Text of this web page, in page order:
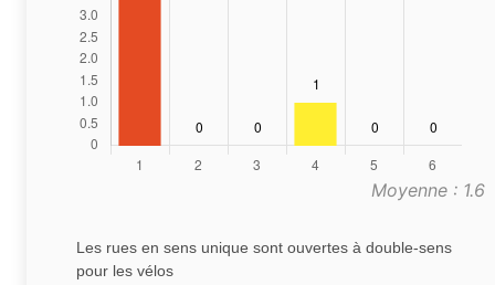
Moyenne : 1.6
Les rues en sens unique sont ouvertes à double-sens
pour les vélos